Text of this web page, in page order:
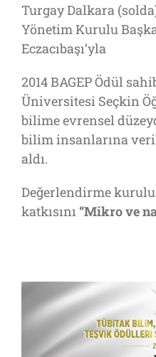
Turgay Dalkara
Yönetim Kurulu
Eczacıbaşı’yla
2014 BAGEP Ödül
Üniversitesi Seçkin
bilime evrensel
bilim insanlarına
aldı.
Değerlendirme kurulu
katkısını “Mikro ve